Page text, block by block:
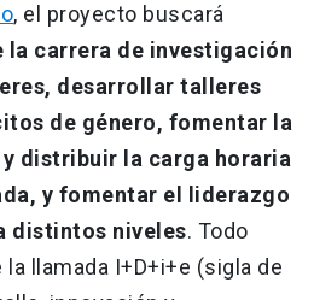
, el proyecto buscará
la carrera de investigación
desarrollar talleres
de género, fomentar la
distribuir la carga horaria
y fomentar el liderazgo
distintos niveles. Todo
llamada I+D+i+e (sigla de